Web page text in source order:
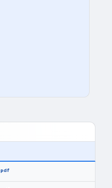
pdf اختبار نهائي لمادة العلوم للصف الثامن الفصل الدراسي الثاني 2026